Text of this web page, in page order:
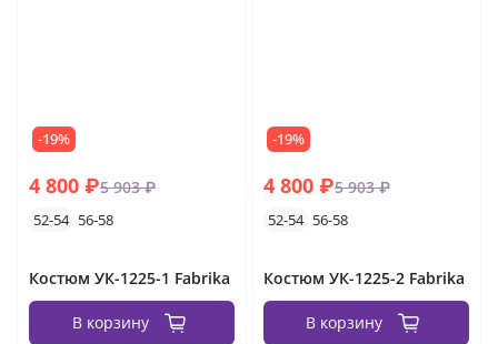
-19%
4 800 ₽5 903 ₽
52-54 56-58
Костюм УК-1225-1 Fabrika
В корзину
-19%
4 800 ₽5 903 ₽
52-54 56-58
Костюм УК-1225-2 Fabrika
В корзину